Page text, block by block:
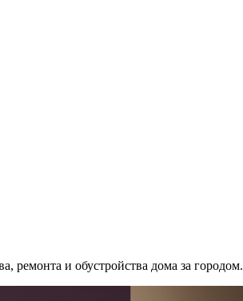
ремонта и обустройства дома за городом.